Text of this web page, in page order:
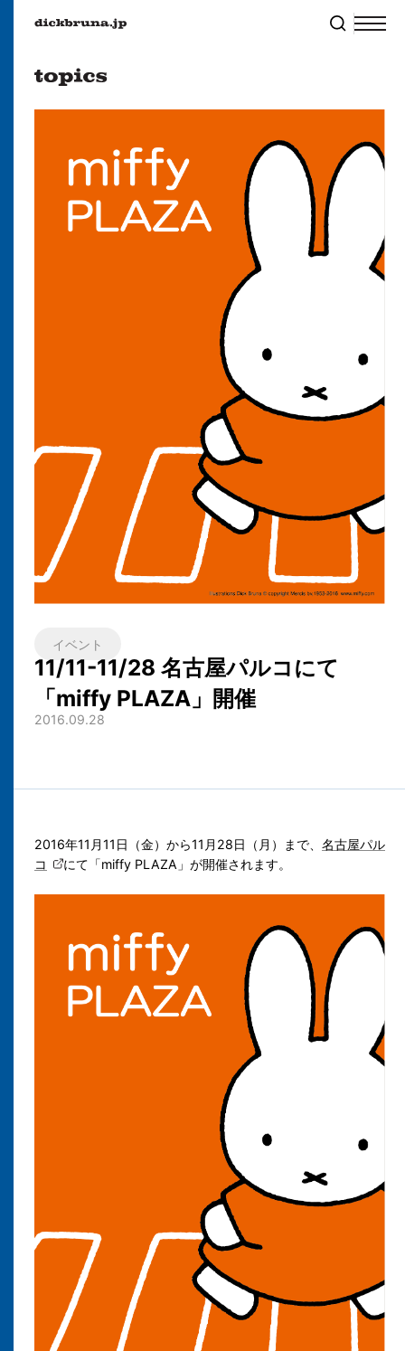
イベント
11/11-11/28 名古屋パルコにて
「miffy PLAZA」開催
2016.09.28
2016年11月11日（金）から11月28日（月）まで、 名古屋パル
コ
にて「miffy PLAZA」が開催されます。